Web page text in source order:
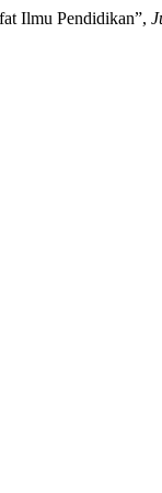
Ilmu Pendidikan”,